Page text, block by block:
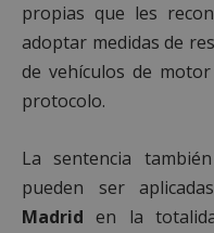
propias que les
adoptar medidas de
de vehículos de
protocolo.
La sentencia
pueden ser
Madrid en la